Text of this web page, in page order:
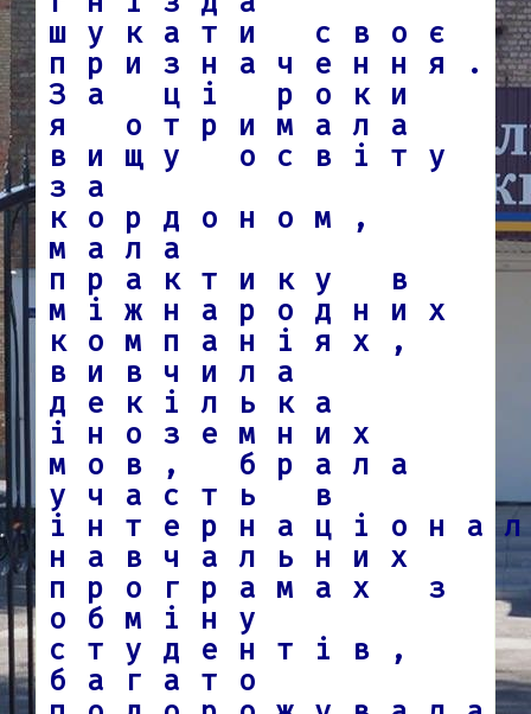
шукати своє
призначення.
За ці роки
я отримала
вищу освіту
за
кордоном,
мала
практику в
міжнародних
компаніях,
вивчила
декілька
іноземних
мов, брала
участь в
навчальних
програмах з
обміну
студентів,
багато